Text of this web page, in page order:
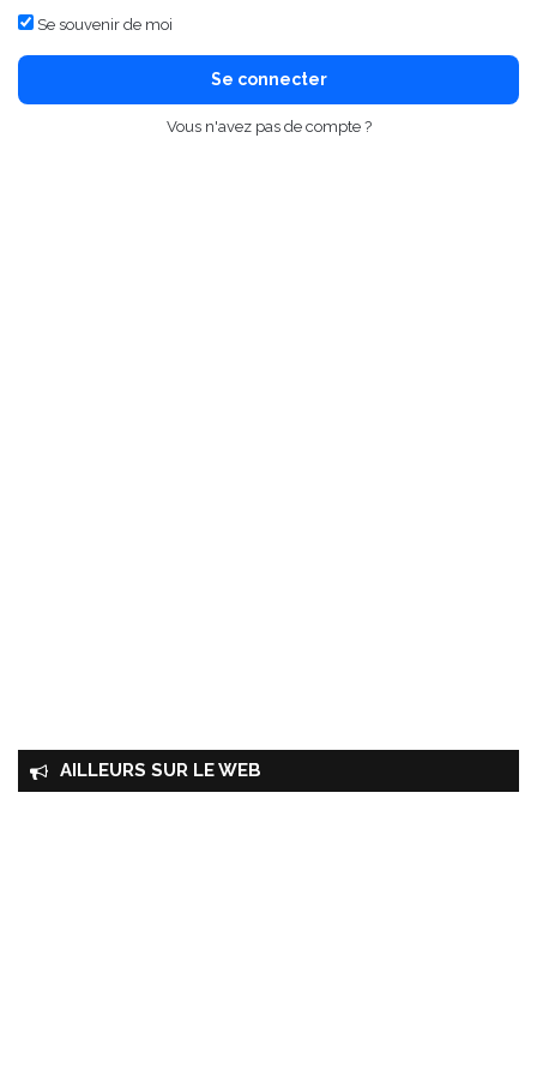
Se souvenir de moi
Se connecter
Vous n'avez pas de compte ?
AILLEURS SUR LE WEB